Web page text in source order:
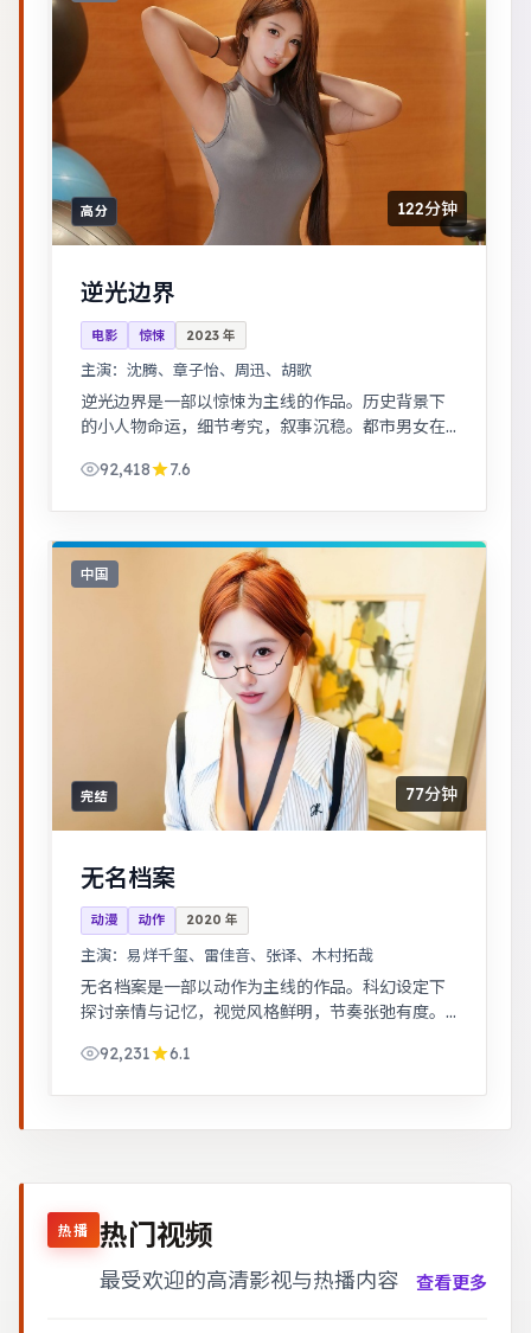
高分 122分钟
逆光边界
电影 惊悚 2023 年
主演： 沈腾、章子怡、周迅、胡歌
逆光边界是一部以惊悚为主线的作品。历史背景下
的小人物命运，细节考究，叙事沉稳。都市男女在
92,418
7.6
中国
完结 77分钟
无名档案
动漫 动作 2020 年
主演： 易烊千玺、雷佳音、张译、木村拓哉
无名档案是一部以动作为主线的作品。科幻设定下
探讨亲情与记忆，视觉风格鲜明，节奏张弛有度。
92,231
6.1
热播 热门视频
最受欢迎的高清影视与热播内容 查看更多